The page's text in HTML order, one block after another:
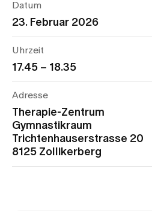
Über uns
Aktuelles
Jobs & Karriere
Kontakt
Babygalerie
Datum
23. Februar 2026
Uhrzeit
17.45 – 18.35
Adresse
Therapie-Zentrum
Gymnastikraum
Trichtenhauserstrasse 20
8125 Zollikerberg